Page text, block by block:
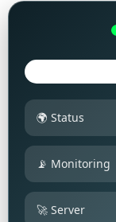
🌍 Status
📡 Monitoring
🚀 Server